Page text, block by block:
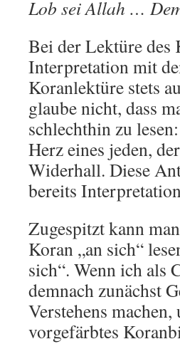
Lob sei Allah …
Bei der Lektüre des
Interpretation mit
Koranlektüre stets
glaube nicht, dass
schlechthin zu
Herz eines jeden,
Widerhall. Diese
bereits
Zugespitzt kann
Koran „an sich“
sich“. Wenn ich als
demnach zunächst
Verstehens
vorgefärbtes